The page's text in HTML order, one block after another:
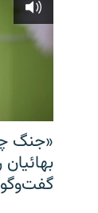
«جنگ
گفت‌وگو